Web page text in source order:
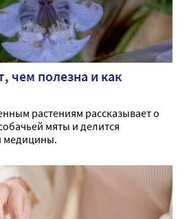
чем полезна и как
растениям рассказывает о
мяты и делится
медицины.